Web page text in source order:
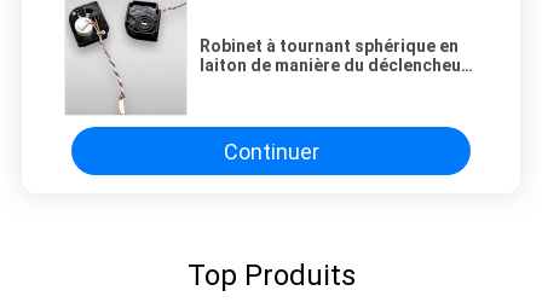
Robinet à tournant sphérique en
laiton de manière du déclencheur
Continuer
Top Produits